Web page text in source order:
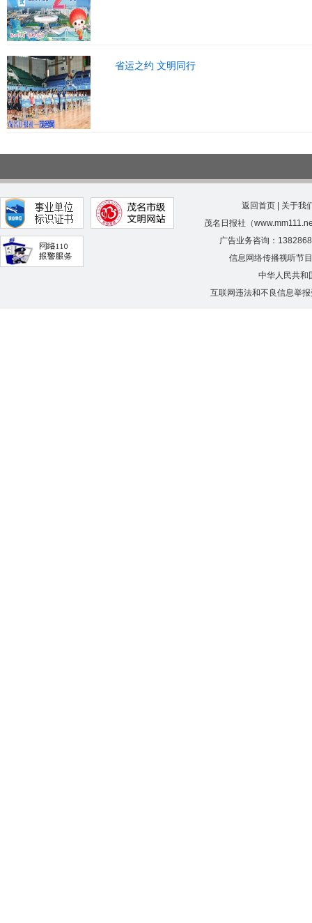
省运之约 文明同行
返回首页
关于我
茂名日报社（
广告业务咨询：
信息网络传播视听节
中华人民共和
互联网违法和不良信息举